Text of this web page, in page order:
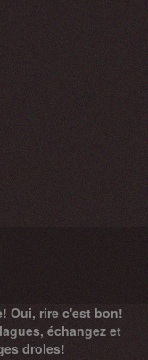
Oui, rire c'est bon!
échangez et
droles!